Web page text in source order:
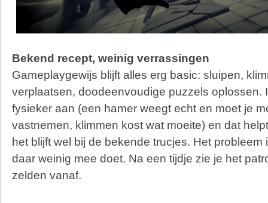
Bekend recept, weinig verrassingen
Gameplaygewijs blijft alles erg basic: sluipen,
verplaatsen, doodeenvoudige puzzels oplossen.
fysieker aan (een hamer weegt echt en moet je
vastnemen, klimmen kost wat moeite) en dat
het blijft wel bij de bekende trucjes. Het probleem
daar weinig mee doet. Na een tijdje zie je het
zelden vanaf.